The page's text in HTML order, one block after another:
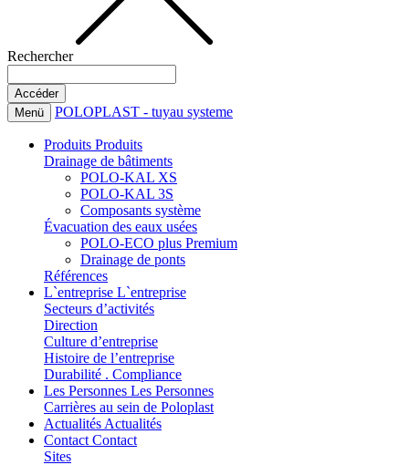
Rechercher
Menü POLOPLAST - tuyau systeme
Produits Produits
Drainage de bâtiments
POLO-KAL XS
POLO-KAL 3S
Composants système
Évacuation des eaux usées
POLO-ECO plus Premium
Drainage de ponts
Références
L`entreprise L`entreprise
Secteurs d’activités
Direction
Culture d’entreprise
Histoire de l’entreprise
Durabilité . Compliance
Les Personnes Les Personnes
Carrières au sein de Poloplast
Actualités Actualités
Contact Contact
Sites